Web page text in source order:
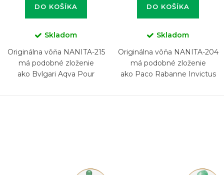
DO KOŠÍKA
Skladom
Originálna vôňa NANITA-215
má podobné zloženie
ako Bvlgari Aqva Pour
DO KOŠÍKA
Skladom
Originálna vôňa NANITA-204
má podobné zloženie
ako Paco Rabanne Invictus